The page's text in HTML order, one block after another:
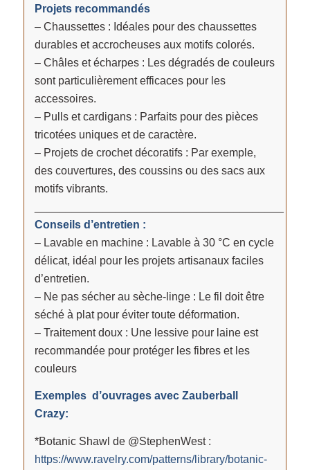
Projets recommandés
– Chaussettes : Idéales pour des chaussettes
durables et accrocheuses aux motifs colorés.
– Châles et écharpes : Les dégradés de couleurs
sont particulièrement efficaces pour les
accessoires.
– Pulls et cardigans : Parfaits pour des pièces
tricotées uniques et de caractère.
– Projets de crochet décoratifs : Par exemple,
des couvertures, des coussins ou des sacs aux
motifs vibrants.
Conseils d’entretien :
– Lavable en machine : Lavable à 30 °C en cycle
délicat, idéal pour les projets artisanaux faciles
d’entretien.
– Ne pas sécher au sèche-linge : Le fil doit être
séché à plat pour éviter toute déformation.
– Traitement doux : Une lessive pour laine est
recommandée pour protéger les fibres et les
couleurs
Exemples d’ouvrages avec Zauberball
Crazy:
*Botanic Shawl de @StephenWest :
https://www.ravelry.com/patterns/library/botanic-